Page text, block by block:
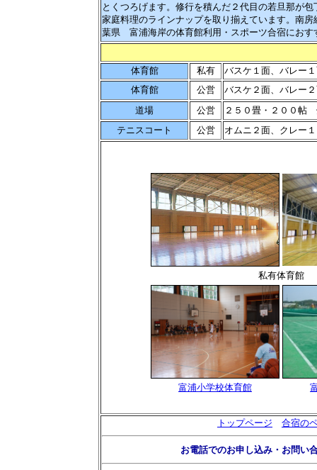
とくつろげます。修行を積んだ２代目の若旦那が
家庭料理のラインナップを取り揃えています。南
葉県 富浦海岸の体育館利用・スポーツ合宿におす
体育館 私有
バスケ１面、バレー
体育館
公営
バスケ２面、バレー
道場
公営
２５０畳・２００帖
テニスコート
公営 オムニ２面、クレー
私有体育館
富浦小学校体育館
トップページ 合宿の
お電話でのお申し込み・お問い